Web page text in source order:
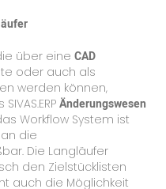
über eineCAD
oder auch als
werden können,
Änderungswesen
Workflow System ist
die
Die Langläufer
den Zielstücklisten
auch die Möglichkeit